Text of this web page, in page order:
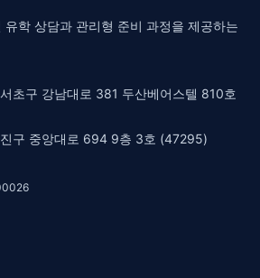
유학 상담과 관리형 준비 과정을 제공하는
초구 강남대로 381 두산베어스텔 810호
구 중앙대로 694 9층 3호 (47295)